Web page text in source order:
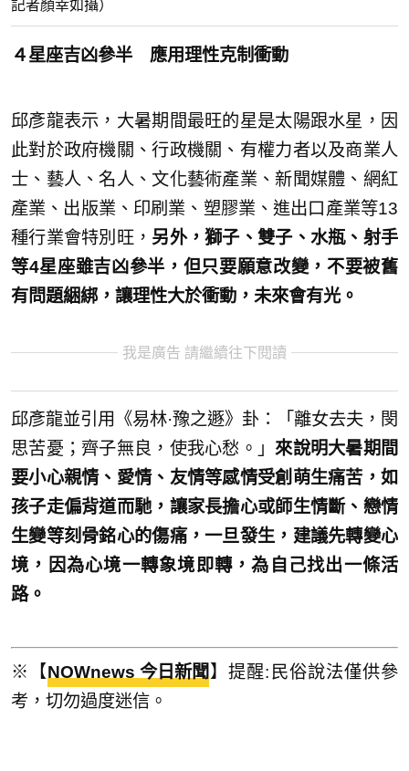
記者顏幸如攝）
４星座吉凶參半 應用理性克制衝動
邱彥龍表示，大暑期間最旺的星是太陽跟水星，因
此對於政府機關、行政機關、有權力者以及商業人
士、藝人、名人、文化藝術產業、新聞媒體、網紅
產業、出版業、印刷業、塑膠業、進出口產業等13
種行業會特別旺，另外，獅子、雙子、水瓶、射手
等4星座雖吉凶參半，但只要願意改變，不要被舊
有問題綑綁，讓理性大於衝動，未來會有光。
我是廣告 請繼續往下閱讀
邱彥龍並引用《易林·豫之遯》卦：「離女去夫，閔
思苦憂；齊子無良，使我心愁。」來說明大暑期間
要小心親情、愛情、友情等感情受創萌生痛苦，如
孩子走偏背道而馳，讓家長擔心或師生情斷、戀情
生變等刻骨銘心的傷痛，一旦發生，建議先轉變心
境，因為心境一轉象境即轉，為自己找出一條活
路。
※【NOWnews 今日新聞 】提醒:民俗說法僅供參
考，切勿過度迷信。